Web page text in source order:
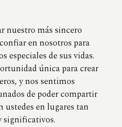
nuestro más sincero
en nosotros para
especiales de sus vidas.
única para crear
y nos sentimos
de poder compartir
ustedes en lugares tan
significativos.